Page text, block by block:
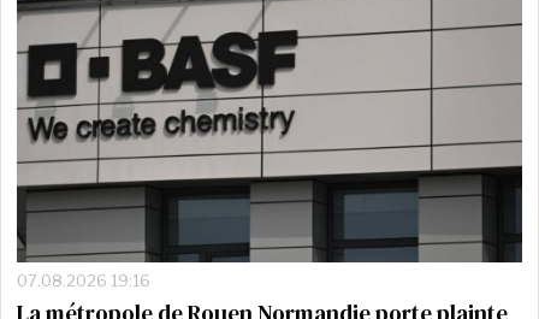
07.08.2026 19:16